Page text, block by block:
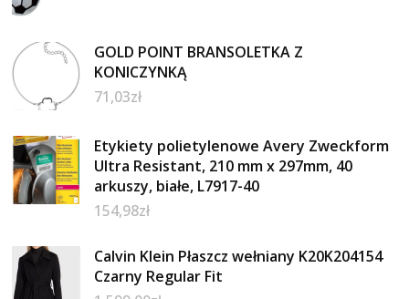
GOLD POINT BRANSOLETKA Z
KONICZYNKĄ
71,03zł
Etykiety polietylenowe Avery Zweckform
Ultra Resistant, 210 mm x 297mm, 40
arkuszy, białe, L7917-40
154,98zł
Calvin Klein Płaszcz wełniany K20K204154
Czarny Regular Fit